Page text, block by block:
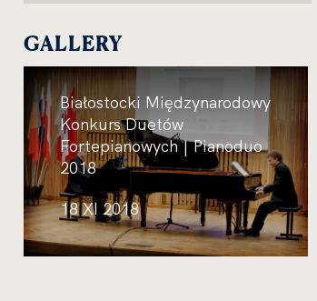
GALLERY
Białostocki Międzynarodowy
Konkurs Duetów
Fortepianowych | Pianoduo
2018
18 XI 2018